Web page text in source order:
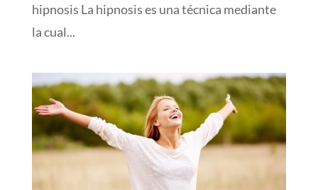
hipnosis La hipnosis es una técnica mediante
la cual...